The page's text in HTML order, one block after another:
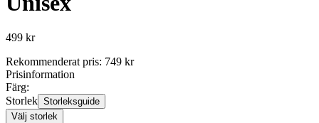
499 kr
Rekommenderat pris: 749 kr
Prisinformation
Färg:
Storlek Storleksguide
Välj storlek